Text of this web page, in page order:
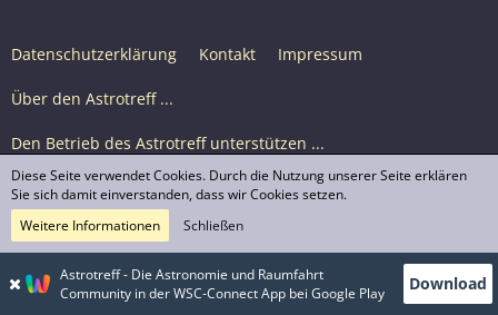
Datenschutzerklärung Kontakt Impressum
Über den Astrotreff ...
Den Betrieb des Astrotreff unterstützen ...
Nutzungsbedingungen
© Astrotreff 2001-2026, lizenziert unter CC BY-SA,
sofern für einzelne Inhalte nicht anders angegeben
Astrotreff - Die Astronomie und Raumfahrt
Community in der WSC-Connect App bei Google Play
Download
Diese Seite verwendet Cookies. Durch die Nutzung unserer Seite erklären
Sie sich damit einverstanden, dass wir Cookies setzen.
Weitere Informationen
Schließen